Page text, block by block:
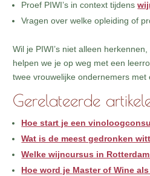
Proef PIWI’s in context tijdens
Vragen over welke opleiding of
Wil je PIWI’s niet alleen
helpen we je op weg met een
twee vrouwelijke ondernemers met
Gerelateerde
Hoe start je een
Wat is de meest gedronken
Welke wijncursus in
Hoe word je Master of Wine